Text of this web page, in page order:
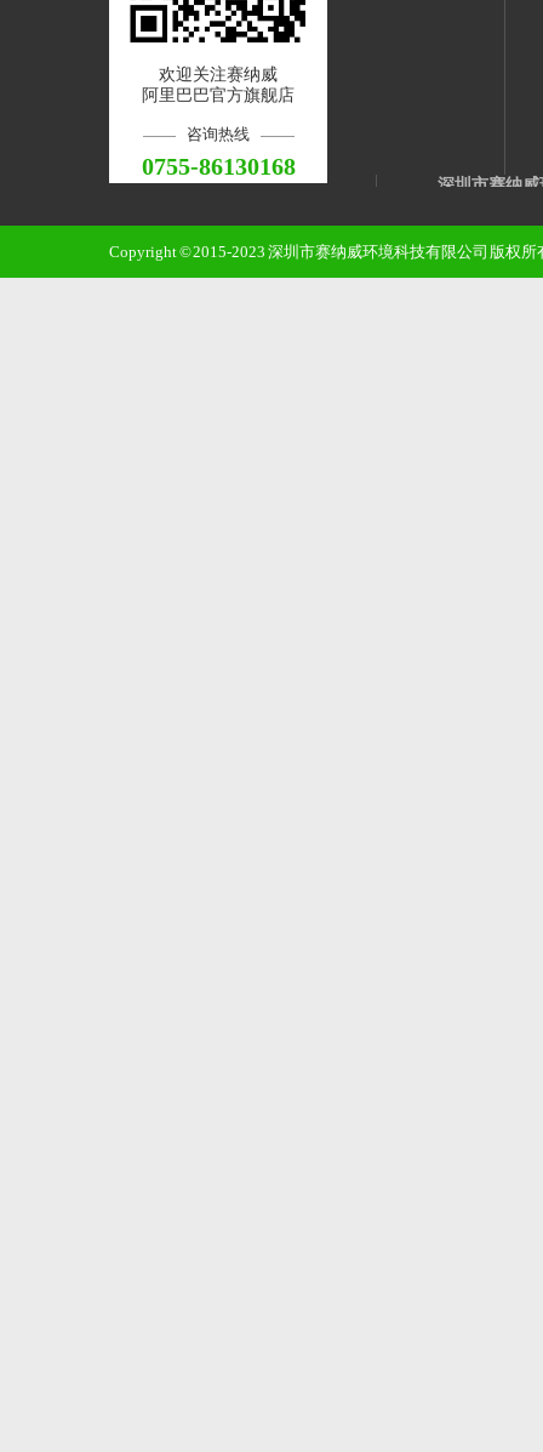
欢迎关注赛纳威
阿里巴巴官方旗舰店
咨询热线
0755-86130168
深圳市赛纳
邮 箱：
手 机：
Copyright © 2015-2023 深圳市赛纳威环境科技有限公司 版权